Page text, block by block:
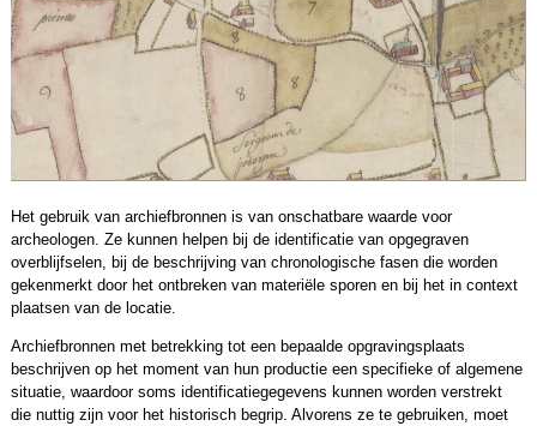
Het gebruik van archiefbronnen is van onschatbare waarde voor
archeologen. Ze kunnen helpen bij de identificatie van opgegraven
overblijfselen, bij de beschrijving van chronologische fasen die worden
gekenmerkt door het ontbreken van materiële sporen en bij het in context
plaatsen van de locatie.
Archiefbronnen met betrekking tot een bepaalde opgravingsplaats
beschrijven op het moment van hun productie een specifieke of algemene
situatie, waardoor soms identificatiegegevens kunnen worden verstrekt
die nuttig zijn voor het historisch begrip. Alvorens ze te gebruiken, moet